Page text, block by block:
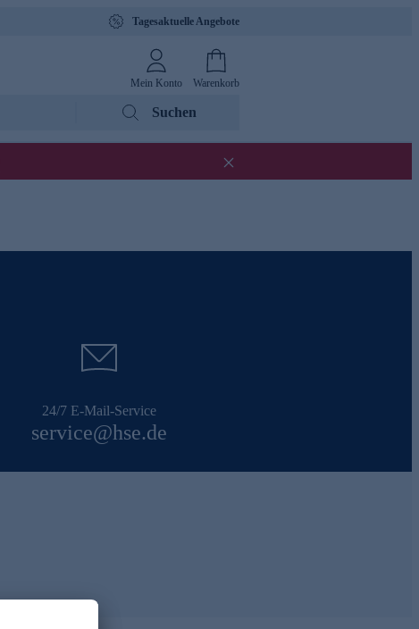
Tagesaktuelle Angebote
Mein Konto Warenkorb
Suchen
24/7 E-Mail-Service
service@hse.de